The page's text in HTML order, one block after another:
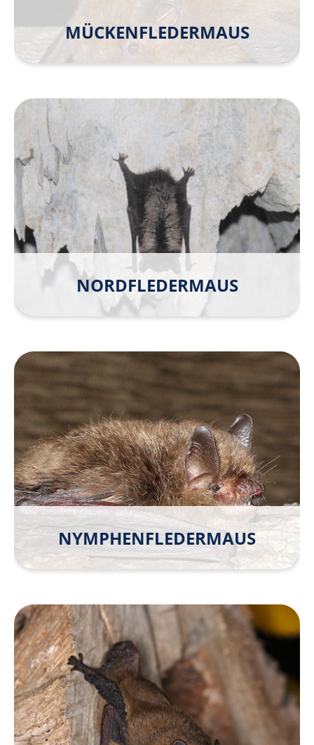
MÜCKEN­FLEDER­MAUS
NORD­FLEDER­MAUS
NYMPHEN­FLEDER­MAUS